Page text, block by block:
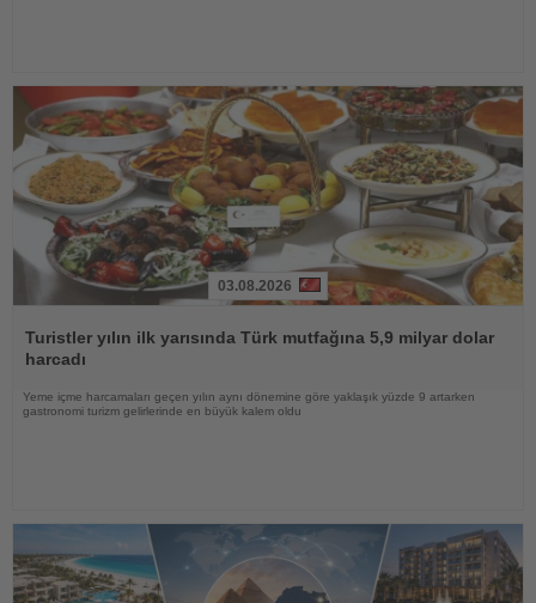
Oku
03.08.2026
Turistler yılın ilk yarısında Türk mutfağına 5,9 milyar dolar
harcadı
Yeme içme harcamaları geçen yılın aynı dönemine göre yaklaşık yüzde 9 artarken
gastronomi turizm gelirlerinde en büyük kalem oldu